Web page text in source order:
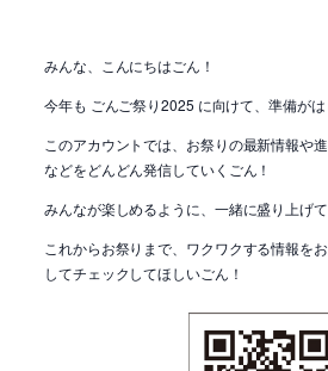
みんな、こんにちはごん！
今年も ごんご祭り2025 に向けて、準備がは
このアカウントでは、お祭りの最新情報や
などをどんどん発信していくごん！
みんなが楽しめるように、一緒に盛り上げ
これからお祭りまで、ワクワクする情報を
してチェックしてほしいごん！